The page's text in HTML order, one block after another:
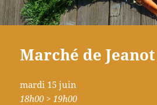
Marché de Jeanot
mardi 15 juin
18h00 > 19h00